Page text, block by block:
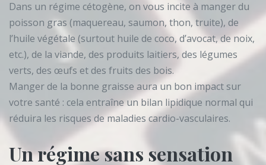
Dans un régime cétogène, on vous incite à manger du
poisson gras (maquereau, saumon, thon, truite), de
l’huile végétale (surtout huile de coco, d’avocat, de noix,
etc.), de la viande, des produits laitiers, des légumes
verts, des œufs et des fruits des bois.
Manger de la bonne graisse aura un bon impact sur
votre santé : cela entraîne un bilan lipidique normal qui
réduira les risques de maladies cardio-vasculaires.
Un régime sans sensation